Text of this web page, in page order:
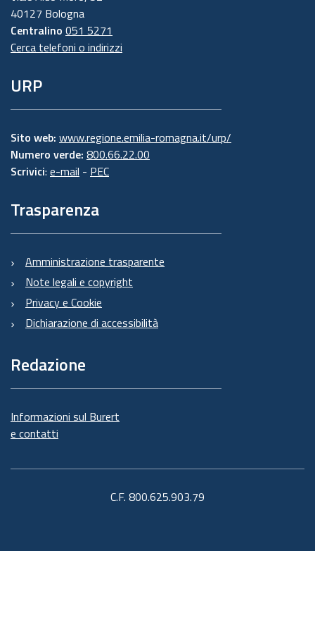
40127 Bologna
Centralino 051 5271
Cerca telefoni o indirizzi
URP
Sito web: www.regione.emilia-romagna.it/urp/
Numero verde: 800.66.22.00
Scrivici: e-mail - PEC
Trasparenza
Amministrazione trasparente
Note legali e copyright
Privacy e Cookie
Dichiarazione di accessibilità
Redazione
Informazioni sul Burert
e contatti
C.F. 800.625.903.79